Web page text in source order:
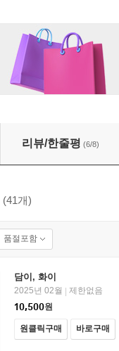
리뷰/한줄평 (6/8)
(41개)
품절포함
담이, 화이
2025년 02월 | 제한없음
10,500원
원클릭구매 바로구매